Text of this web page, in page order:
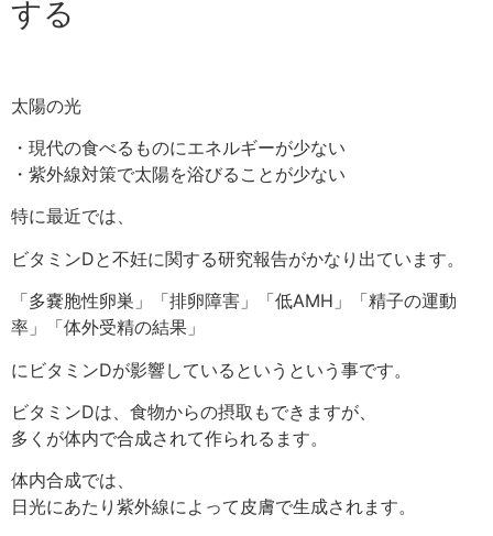
する
太陽の光
・現代の食べるものにエネルギーが少ない
・紫外線対策で太陽を浴びることが少ない
特に最近では、
ビタミンDと不妊に関する研究報告がかなり出ています。
「多嚢胞性卵巣」「排卵障害」「低AMH」「精子の運動
率」「体外受精の結果」
にビタミンDが影響しているというという事です。
ビタミンDは、食物からの摂取もできますが、
多くが体内で合成されて作られるます。
体内合成では、
日光にあたり紫外線によって皮膚で生成されます。